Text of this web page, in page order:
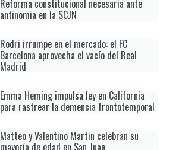
Reforma constitucional necesaria ante
antinomia en la SCJN
Rodri irrumpe en el mercado: el FC
Barcelona aprovecha el vacío del Real
Madrid
Emma Heming impulsa ley en California
para rastrear la demencia frontotemporal
Matteo y Valentino Martin celebran su
mayoría de edad en San Juan